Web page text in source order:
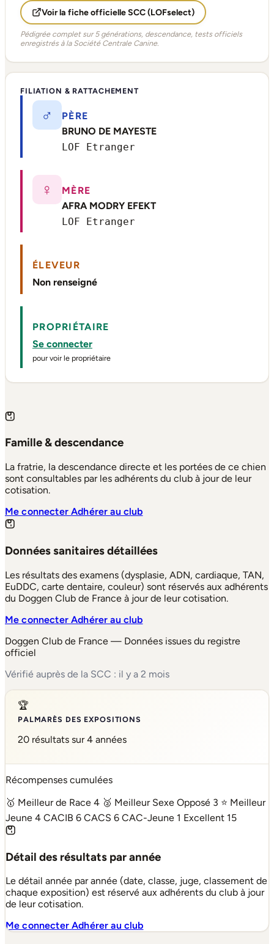
Voir la fiche officielle SCC (LOFselect)
Pédigrée complet sur 5 générations, descendance, tests officiels
enregistrés à la Société Centrale Canine.
FILIATION & RATTACHEMENT
♂
PÈRE
BRUNO DE MAYESTE
LOF Etranger
♀
MÈRE
AFRA MODRY EFEKT
LOF Etranger
ÉLEVEUR
Non renseigné
PROPRIÉTAIRE
Se connecter
pour voir le propriétaire
Famille & descendance
La fratrie, la descendance directe et les portées de ce chien
sont consultables par les adhérents du club à jour de leur
cotisation.
Me connecterAdhérer au club
Données sanitaires détaillées
Les résultats des examens (dysplasie, ADN, cardiaque, TAN,
EuDDC, carte dentaire, couleur) sont réservés aux adhérents
du Doggen Club de France à jour de leur cotisation.
Me connecterAdhérer au club
Doggen Club de France — Données issues du registre
officiel
Vérifié auprès de la SCC : il y a 2 mois
🏆
PALMARÈS DES EXPOSITIONS
20 résultats sur 4 années
Récompenses cumulées
🥇 Meilleur de Race 4 🥈 Meilleur Sexe Opposé 3 ⭐ Meilleur
Jeune 4 CACIB 6 CACS 6 CAC-Jeune 1 Excellent 15
Détail des résultats par année
Le détail année par année (date, classe, juge, classement de
chaque exposition) est réservé aux adhérents du club à jour
de leur cotisation.
Me connecterAdhérer au club